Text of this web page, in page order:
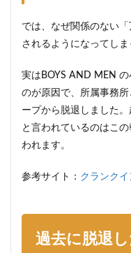
では、なぜ関係のない
されるようになってしま
実はBOYS AND MEN
のが原因で、所属事務
ープから脱退しました
と言われているのはこ
われます。
参考サイト： クランクイ
過去に脱退